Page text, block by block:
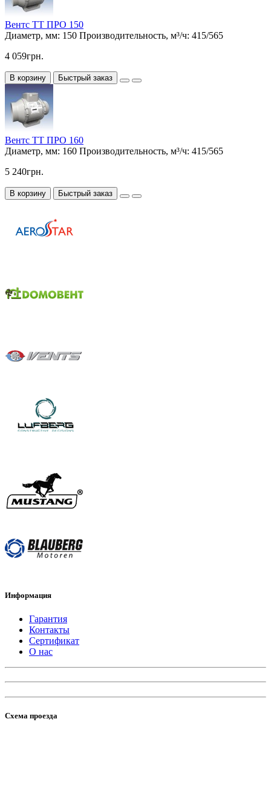
Вентс ТТ ПРО 150
Диаметр, мм: 150 Производительность, м³/ч: 415/565
4 059грн.
В корзину Быстрый заказ
Вентс ТТ ПРО 160
Диаметр, мм: 160 Производительность, м³/ч: 415/565
5 240грн.
В корзину Быстрый заказ
Информация
Гарантия
Контакты
Сертификат
О нас
Схема проезда